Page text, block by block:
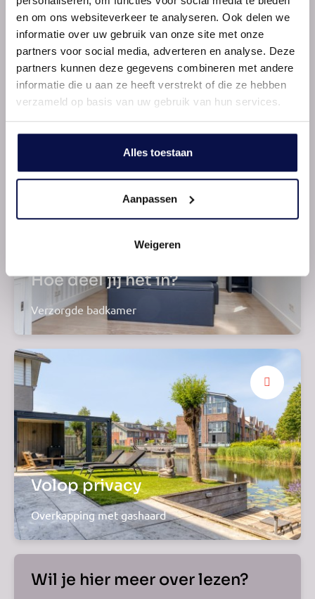
en om ons websiteverkeer te analyseren. Ook delen we
informatie over uw gebruik van onze site met onze
partners voor social media, adverteren en analyse. Deze
partners kunnen deze gegevens combineren met andere
informatie die u aan ze heeft verstrekt of die ze hebben
verzameld op basis van uw gebruik van hun services.
Alles toestaan
Aanpassen
Weigeren
Open leefkeuken
Compleet ingericht
Hoe deel jij het in?
Verzorgde badkamer
Volop privacy
Overkapping met gashaard
Wil je hier meer over lezen?